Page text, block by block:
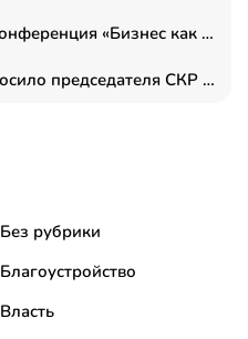
Переговоры в рамке: как конференция «Бизнес как искусство» переформатирует деловой этикет в стенах ТПП РФ
Руководство «СВОИ» попросило председателя СКР дать правовую оценку обысков в тыловом штабе
Без рубрики
Благоустройство
Власть